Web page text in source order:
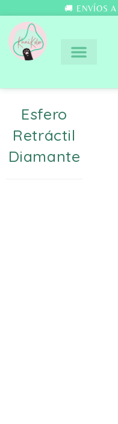
🚚 ENVÍOS
Esfero
Retráctil
Diamante